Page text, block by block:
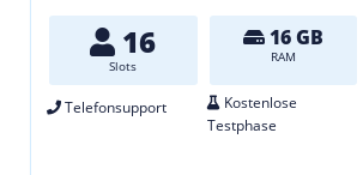
16
Slots
16 GB
RAM
Telefonsupport
Kostenlose
Testphase